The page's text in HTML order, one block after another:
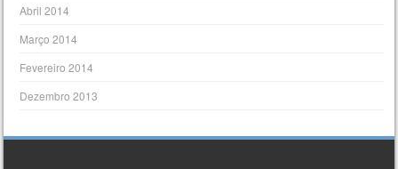
Abril 2014
Março 2014
Fevereiro 2014
Dezembro 2013